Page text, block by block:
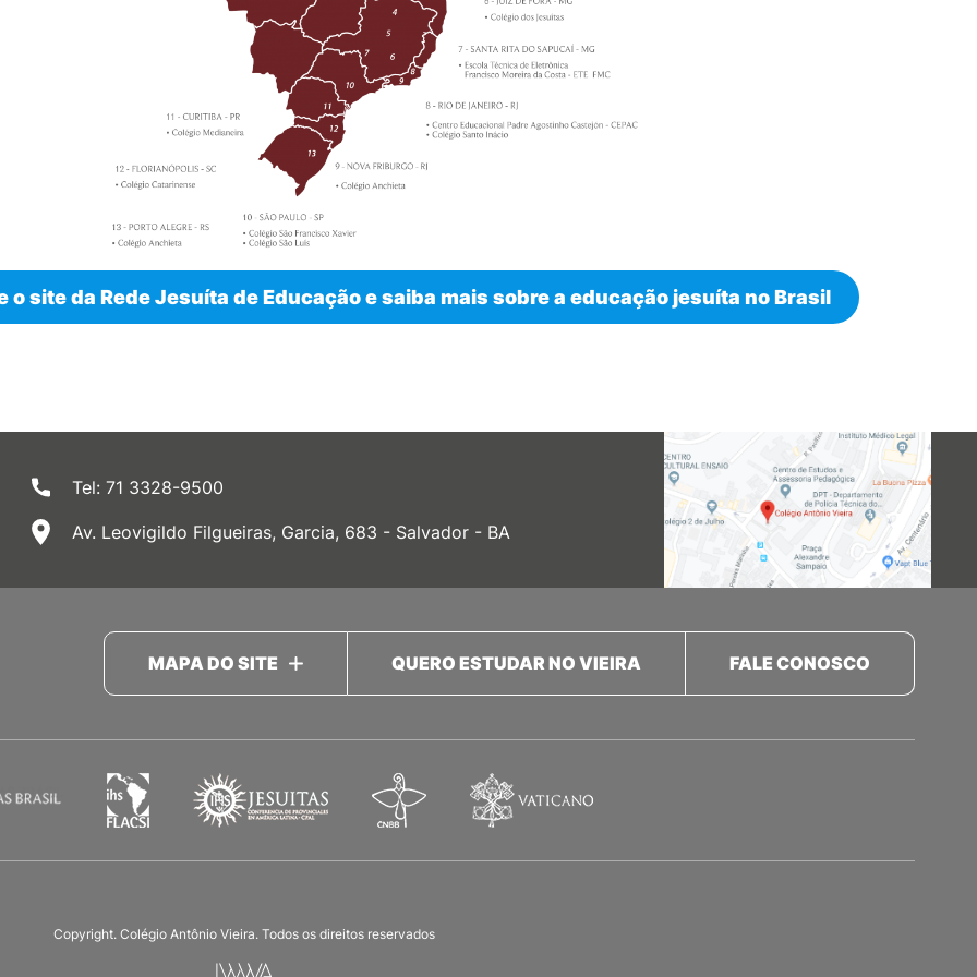
o site da Rede Jesuíta de Educação e saiba mais sobre a educação jesuíta no Brasil
Tel: 71 3328-9500
Av. Leovigildo Filgueiras, Garcia, 683 - Salvador - BA
MAPA DO SITE QUERO ESTUDAR NO VIEIRA FALE CONOSCO
Copyright. Colégio Antônio Vieira. Todos os direitos reservados